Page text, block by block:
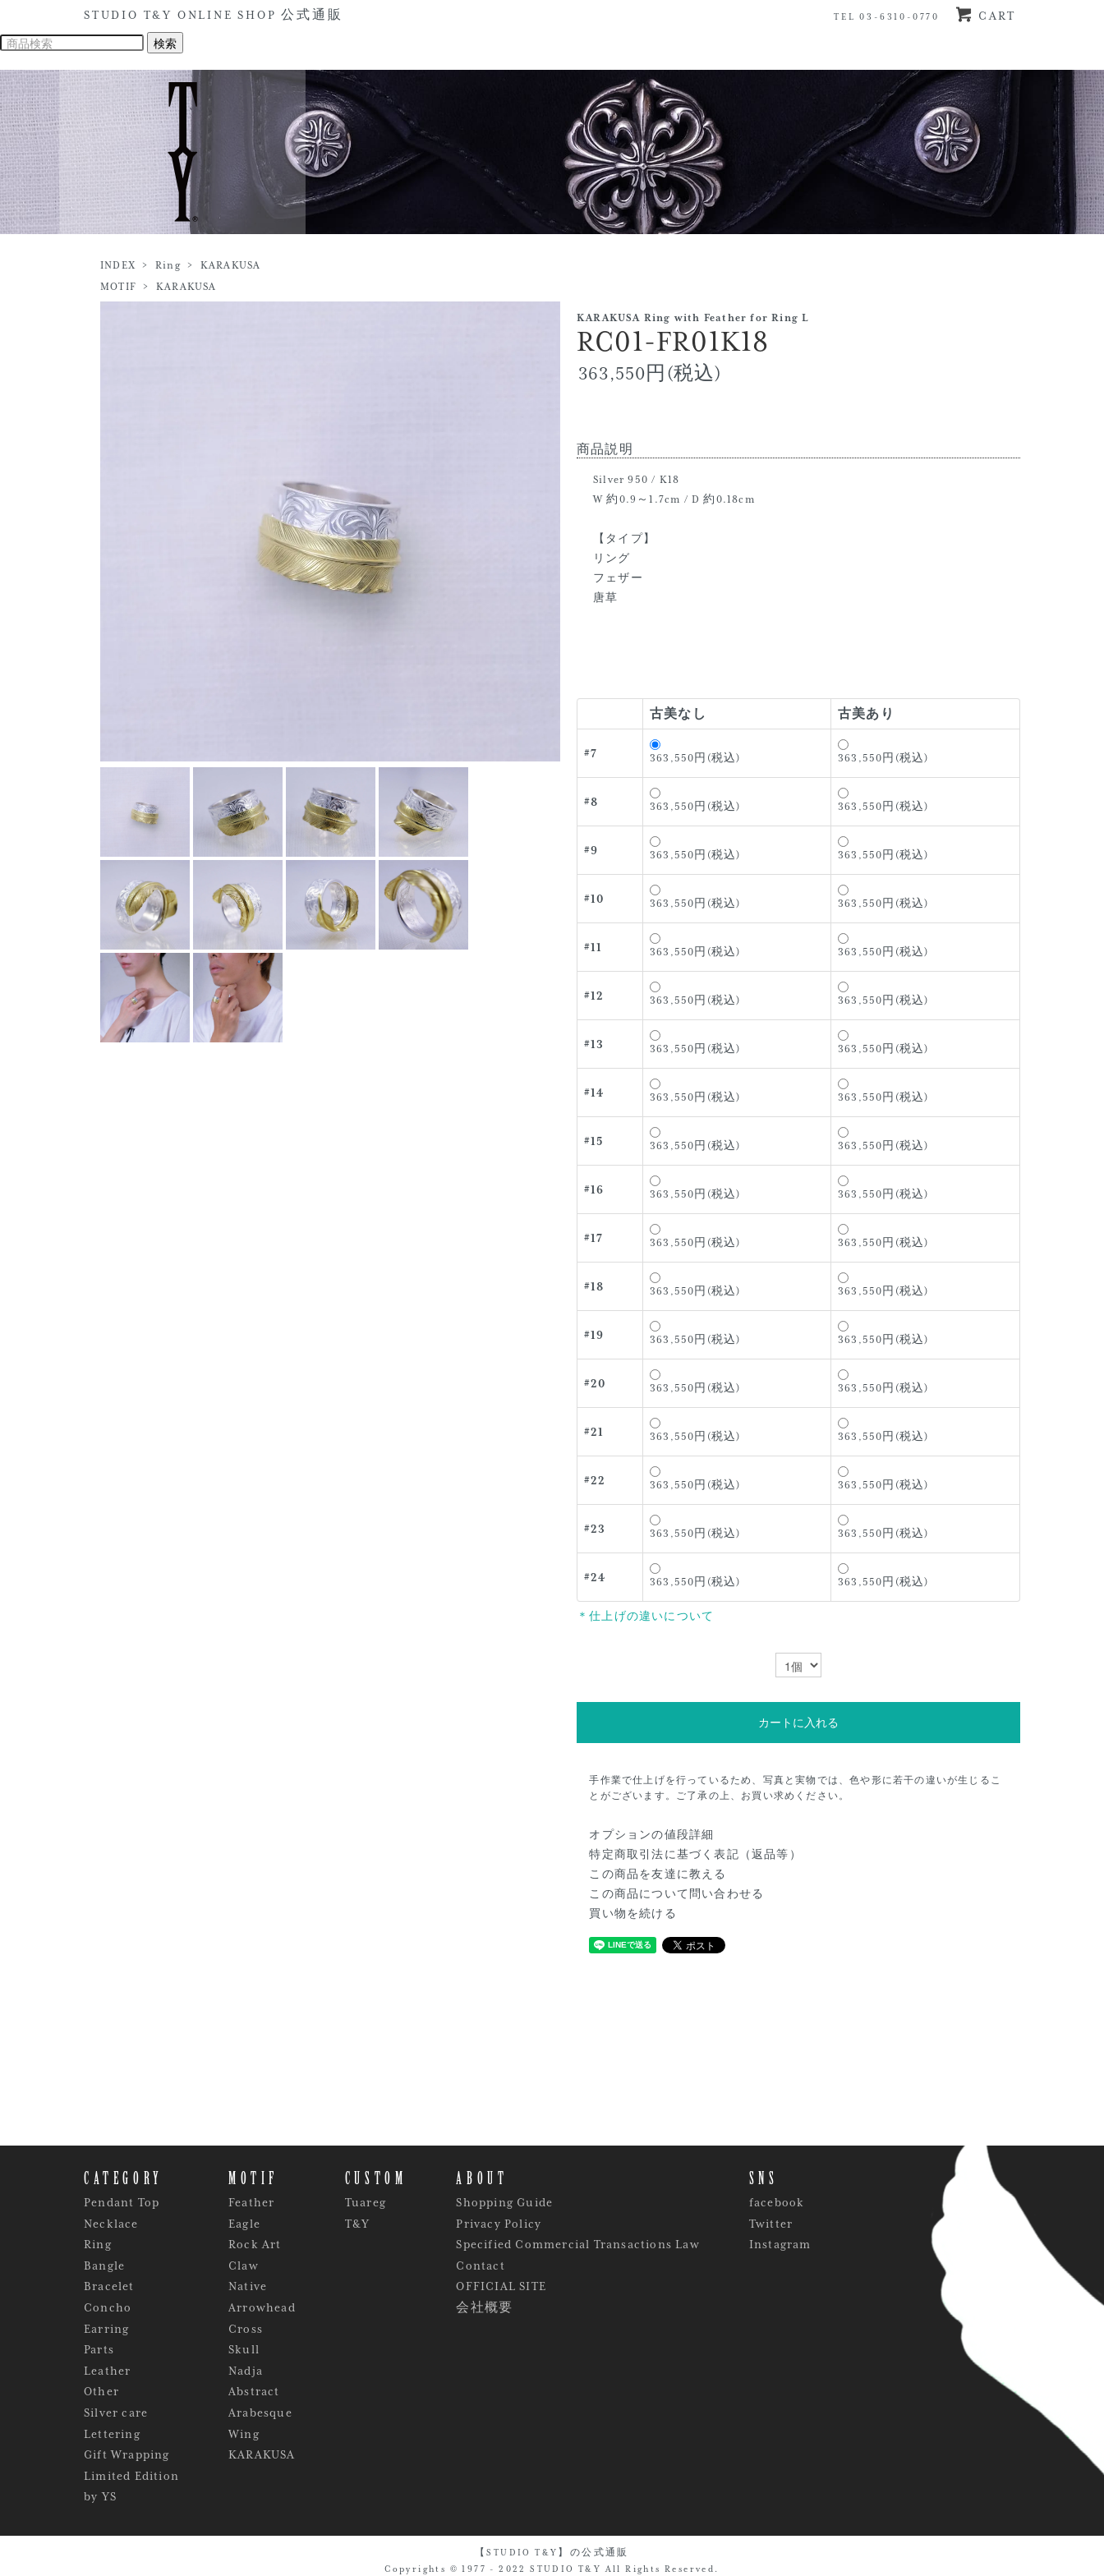
TEL 03-6310-0770 CART
STUDIO T&Y ONLINE SHOP 公式通販
INDEX >Ring > KARAKUSA
MOTIF
>KARAKUSA
KARAKUSA Ring with Feather for Ring L
RC01-FR01K18
363,550円(税込)
商品説明
Silver 950 / K18
W 約0.9～1.7cm / D 約0.18cm
【タイプ】
リング
フェザー
唐草
古美なし 古美あり
#7 363,550円(税込) 363,550円(税込)
#8 363,550円(税込) 363,550円(税込)
#9 363,550円(税込) 363,550円(税込)
#10 363,550円(税込) 363,550円(税込)
#11 363,550円(税込) 363,550円(税込)
#12 363,550円(税込) 363,550円(税込)
#13 363,550円(税込) 363,550円(税込)
#14 363,550円(税込) 363,550円(税込)
#15 363,550円(税込) 363,550円(税込)
#16 363,550円(税込) 363,550円(税込)
#17 363,550円(税込) 363,550円(税込)
#18 363,550円(税込) 363,550円(税込)
#19 363,550円(税込) 363,550円(税込)
#20 363,550円(税込) 363,550円(税込)
#21 363,550円(税込) 363,550円(税込)
#22 363,550円(税込) 363,550円(税込)
#23 363,550円(税込) 363,550円(税込)
#24 363,550円(税込) 363,550円(税込)
＊仕上げの違いについて
カートに入れる
手作業で仕上げを行っているため、写真と実物では、色や形に若干の違いが生じるこ
とがございます。ご了承の上、お買い求めください。
オプションの値段詳細
特定商取引法に基づく表記（返品等）
この商品を友達に教える
この商品について問い合わせる
買い物を続ける
CATEGORY
Pendant Top
Necklace
Ring
Bangle
Bracelet
Concho
Earring
Parts
Leather
Other
Silver care
Lettering
Gift Wrapping
Limited Edition
by YS
MOTIF
Feather
Eagle
Rock Art
Claw
Native
Arrowhead
Cross
Skull
Nadja
Abstract
Arabesque
Wing
KARAKUSA
CUSTOM
Tuareg
T&Y
ABOUT
Shopping Guide
Privacy Policy
Specified Commercial Transactions Law
Contact
OFFICIAL SITE
会社概要
SNS
facebook
Twitter
Instagram
【STUDIO T&Y】の公式通販
Copyrights © 1977 - 2022 STUDIO T&Y All Rights Reserved.